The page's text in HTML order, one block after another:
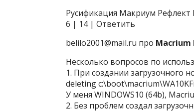
Русификация Макриум Рефлект
6 | 14 | Ответить
belilo2001@mail.ru про Macrium
Несколько вопросов по
1. При создании загрузочного
deleting
У меня WINDOWS10 (64b),
2. Без проблем создал